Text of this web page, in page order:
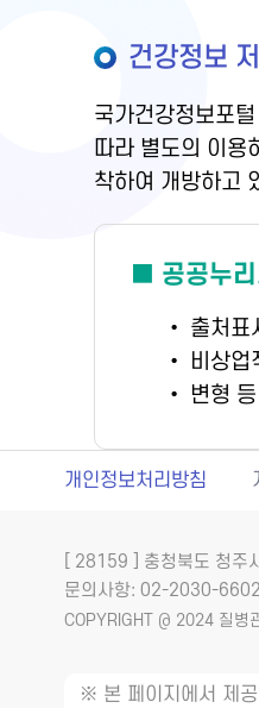
건강정보
국가건강정보포
따라 별도의 이용
착하여 개방하고
■ 공공누리
• 출처표
• 비상업
• 변형
개인정보처리방침
[ 28159 ] 충청북도 청주
문의사항: 02-2030-
COPYRIGHT @ 2024 질병
※ 본 페이지에서 제